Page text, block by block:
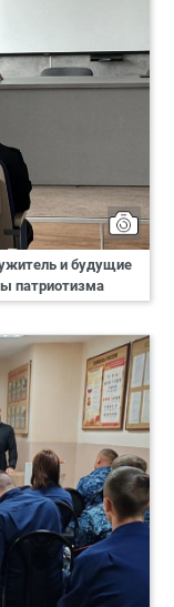
и будущие
патриотизма